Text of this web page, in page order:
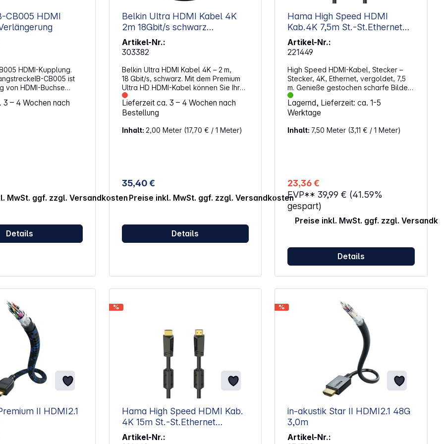
HDMI
HDMI-Kupplung.
CB005 ist
von HDMI-Buchse
Buchse (weiblich)
der Kabellänge
Ihr HDMI-Kabel
Sitz hat und die
nie verrutscht. HD
bereitstellen. Über ihn
und größere
HDMI-Buchse ist
somit nie verrutscht.
CB005
und sicher zwei
und sorgt für
der Kabellänge
Auflösung: Bis
Schnittstelle:
HDMI-Buchse auf HDMI-Buchse
– 4 Wochen nach
MwSt. ggf. zzgl. Versandkosten
Details
Belkin Ultra HDMI Kabel 4K
2m 18Gbit/s schwarz
AV10168bt2M-BLK
Artikel-Nr.:
303382
Belkin Ultra HDMI Kabel 4K – 2 m,
18 Gbit/s, schwarz. Mit dem Premium
Ultra HD HDMI-Kabel können Sie Ihr
HDTV-, 4K/Ultra-HDTV-Gerät, 4K-
Projektoren oder andere HDMI-fähige
Bildschirme mühelos an HDMI-fähige
XBOXOne, PlayStation3, PlayStation4,
garantiert eine extrem zuverlässige
Verbindung und Kompatibilität
Hispeed-Bandbreite: Bis zu 18 Gbit/s,
hohen Auflösung von bis zu 4096 x
2160 und eine exzellente digitale
Bildwiederholungsrate für ein
HDMI-Anschluss oder unterstütztem
von 2 Metern ist es ideal für die
Verbindung von Laptops mit FULL HD
TV-/4K-Ultra-HDTV-Geräten geeignet
Lieferzeit ca. 3 – 4 Wochen nach
Bestellung
Inhalt: 2,00 Meter (17,70 € / 1 Meter)
35,40 €
Preise inkl. MwSt. ggf. zzgl. Versandkosten
Details
Hama High Speed HDMI
Kab.4K 7,5m St.-St.Ethernet
vergoldet 205008
Artikel-Nr.:
221449
High Speed HDMI-Kabel, Stecker –
Stecker, 4K, Ethernet, vergoldet, 7,5
m. Genieße gestochen scharfe Bilder
und klaren Sound mit diesem High-
Speed-HDMI-Kabel. Es überträgt
digitale Audio- und Videodaten
Auflösungen für ein beeindruckendes
Auflösung bis 4096 x 2160 für
detailreiche Bildqualität Audio-
Rückkanal ermöglicht die
Signalübertragung ohne zusätzliches
Kabel Vergoldete Stecker reduzieren
Leitungen sorgen für störungsfreie
Bild- und Tonübertragung HEC-
Funktion erlaubt
Netzwerkverbindungen über HDMI für
Lagernd, Lieferzeit: ca. 1-5
Werktage
Inhalt: 7,50 Meter (3,11 € / 1 Meter)
23,36 €
EVP**39,99 € (41.59%
gespart)
Preise inkl. MwSt. ggf. zzgl.
Details
II HDMI2.1
%
Hama High Speed HDMI Kab.
4K 15m St.-St.Ethernet
vergoldet 205010
Artikel-Nr.:
%
in-akustik Star II HDMI2.1 48G
3,0m
Artikel-Nr.: